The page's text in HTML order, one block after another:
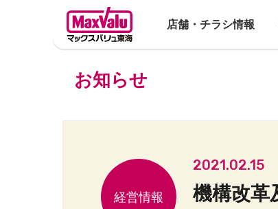
店舗・チラシ情報
お知らせ
2021.02.15
機構改革